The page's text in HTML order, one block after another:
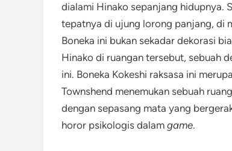
dialami Hinako sepanjang hidupnya.
tepatnya di ujung lorong panjang, di
Boneka ini bukan sekadar dekorasi
Hinako di ruangan tersebut, sebuah
ini. Boneka Kokeshi raksasa ini
Townshend menemukan sebuah
dengan sepasang mata yang
horor psikologis dalam game.